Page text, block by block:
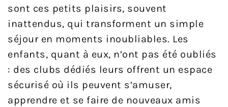
sont ces petits plaisirs, souvent
inattendus, qui transforment un simple
séjour en moments inoubliables. Les
enfants, quant à eux, n’ont pas été oubliés
: des clubs dédiés leurs offrent un espace
sécurisé où ils peuvent s’amuser,
apprendre et se faire de nouveaux amis